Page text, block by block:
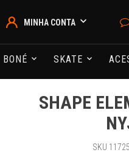
MINHA CONTA
BONÉ SKATE
SHAPE
SKU 11725